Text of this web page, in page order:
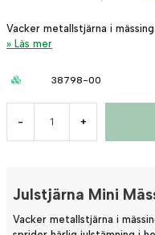
Vacker metallstjärna i mässing.
Läs mer
38798-00
- +
Julstjärna Mini
Vacker metallstjärna i